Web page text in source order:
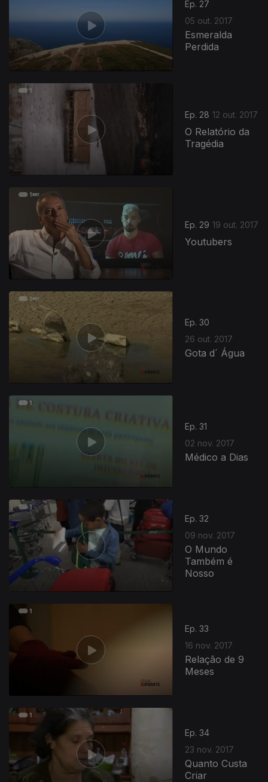
Ep. 27
05 out. 2017
Esmeralda
Perdida
Ep. 28 12 out. 2017
O Relatório da
Tragédia
Ep. 29 19 out. 2017
Youtubers
Ep. 30
26 out. 2017
Gota d´ Água
Ep. 31
02 nov. 2017
Médico a Dias
Ep. 32
09 nov. 2017
O Mundo
Também é
Nosso
Ep. 33
16 nov. 2017
Relação de 9
Meses
Ep. 34
23 nov. 2017
Quanto Custa
Criar
318721